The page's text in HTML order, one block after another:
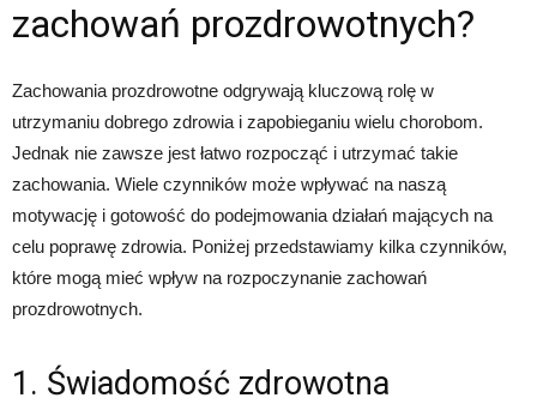
zachowań prozdrowotnych?
Zachowania prozdrowotne odgrywają kluczową rolę w
utrzymaniu dobrego zdrowia i zapobieganiu wielu chorobom.
Jednak nie zawsze jest łatwo rozpocząć i utrzymać takie
zachowania. Wiele czynników może wpływać na naszą
motywację i gotowość do podejmowania działań mających na
celu poprawę zdrowia. Poniżej przedstawiamy kilka czynników,
które mogą mieć wpływ na rozpoczynanie zachowań
prozdrowotnych.
1. Świadomość zdrowotna